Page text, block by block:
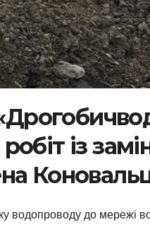
із
водопроводу до мережі